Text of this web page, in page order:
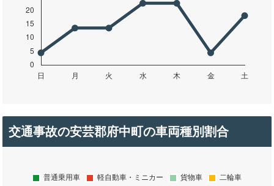
交通事故の安芸郡府中町の車両種別割合